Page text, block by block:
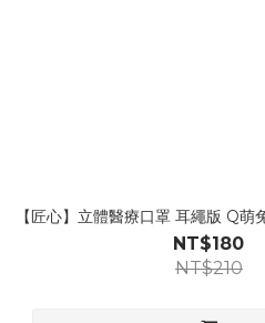
【匠心】立體醫療口罩 耳繩版 Q
NT$180
NT$210